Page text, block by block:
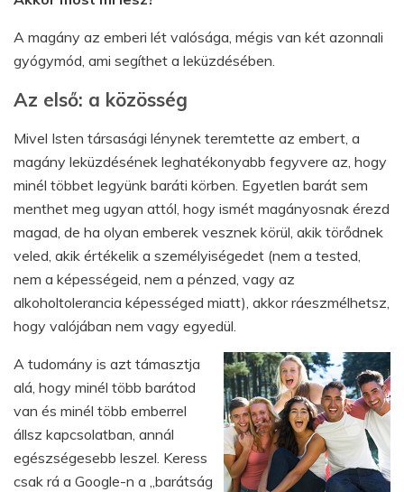
A magány az emberi lét valósága, mégis van két azonnali
gyógymód, ami segíthet a leküzdésében.
Az első: a közösség
Mivel Isten társasági lénynek teremtette az embert, a
magány leküzdésének leghatékonyabb fegyvere az, hogy
minél többet legyünk baráti körben. Egyetlen barát sem
menthet meg ugyan attól, hogy ismét magányosnak érezd
magad, de ha olyan emberek vesznek körül, akik törődnek
veled, akik értékelik a személyiségedet (nem a tested,
nem a képességeid, nem a pénzed, vagy az
alkoholtolerancia képességed miatt), akkor ráeszmélhetsz,
hogy valójában nem vagy egyedül.
A tudomány is azt támasztja
alá, hogy minél több barátod
van és minél több emberrel
állsz kapcsolatban, annál
egészségesebb leszel. Keress
csak rá a Google-n a „barátság